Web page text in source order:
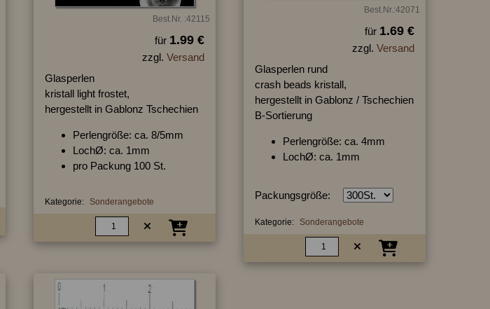
Best.Nr. :42115
für 1.99 €
zzgl. Versand
Glasperlen
kristall light frostet,
hergestellt in Gablonz Tschechien
Perlengröße: ca. 8/5mm
LochØ: ca. 1mm
pro Packung 100 St.
Kategorie: Sonderangebote
Best.Nr.:42071
für 1.69 €
zzgl. Versand
Glasperlen rund
crash beads kristall,
hergestellt in Gablonz / Tschechien
B-Sortierung
Perlengröße: ca. 4mm
LochØ: ca. 1mm
Packungsgröße:
Kategorie: Sonderangebote